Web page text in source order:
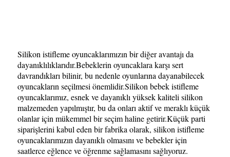
Silikon istifleme oyuncaklarımızın bir diğer avantajı da
dayanıklılıklarıdır.Bebeklerin oyuncaklara karşı sert
davrandıkları bilinir, bu nedenle oyunlarına dayanabilecek
oyuncakların seçilmesi önemlidir.Silikon bebek istifleme
oyuncaklarımız, esnek ve dayanıklı yüksek kaliteli silikon
malzemeden yapılmıştır, bu da onları aktif ve meraklı küçük
olanlar için mükemmel bir seçim haline getirir.Küçük parti
siparişlerini kabul eden bir fabrika olarak, silikon istifleme
oyuncaklarımızın dayanıklı olmasını ve bebekler için
saatlerce eğlence ve öğrenme sağlamasını sağlıyoruz.